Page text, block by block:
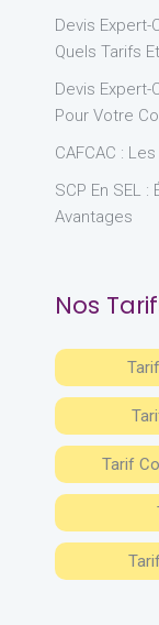
Devis
Quels Tarifs
Devis Expert-
Pour Votre
CAFCAC :
SCP En SEL
Avantages
Nos
Tarif